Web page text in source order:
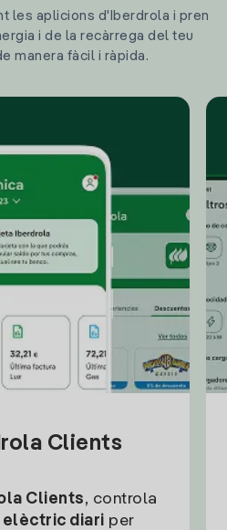
les aplicions d'Iberdrola i pren
i de la recàrrega del teu
manera fàcil i ràpida.
Clients
Clients, controla
elèctric diari per